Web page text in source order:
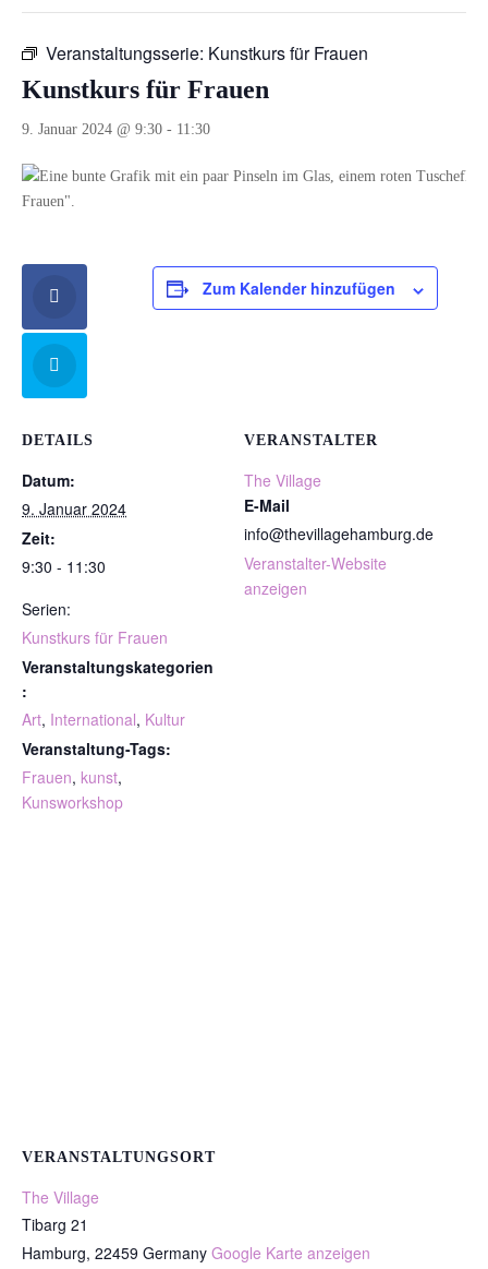
Veranstaltungsserie: Kunstkurs für Frauen
Kunstkurs für Frauen
9. Januar 2024 @ 9:30 - 11:30
Zum Kalender hinzufügen
DETAILS
Datum:
9. Januar 2024
Zeit:
9:30 - 11:30
Serien:
Kunstkurs für Frauen
Veranstaltungskategorien
:
Art, International, Kultur
Veranstaltung-Tags:
Frauen, kunst,
Kunsworkshop
VERANSTALTER
The Village
E-Mail
info@thevillagehamburg.de
Veranstalter-Website
anzeigen
VERANSTALTUNGSORT
The Village
Tibarg 21
Hamburg, 22459 Germany Google Karte anzeigen